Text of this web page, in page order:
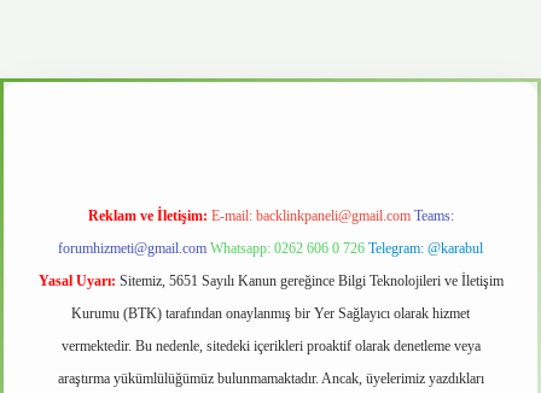
Reklam ve İletişim: E-mail: backlinkpaneli@gmail.com Teams:
forumhizmeti@gmail.com Whatsapp: 0262 606 0 726 Telegram: @karabul
Yasal Uyarı: Sitemiz, 5651 Sayılı Kanun gereğince Bilgi Teknolojileri ve İletişim
Kurumu (BTK) tarafından onaylanmış bir Yer Sağlayıcı olarak hizmet
vermektedir. Bu nedenle, sitedeki içerikleri proaktif olarak denetleme veya
araştırma yükümlülüğümüz bulunmamaktadır. Ancak, üyelerimiz yazdıkları